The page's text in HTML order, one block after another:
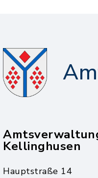
Kellinghusen
Hauptstraße 14